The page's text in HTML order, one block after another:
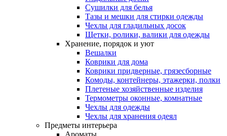
Сушилки для белья
Тазы и мешки для стирки одежды
Чехлы для гладильных досок
Щетки, ролики, валики для одежды
Хранение, порядок и уют
Вешалки
Коврики для дома
Коврики придверные, грязесборные
Комоды, контейнеры, этажерки, полки
Плетеные хозяйственные изделия
Термометры оконные, комнатные
Чехлы для одежды
Чехлы для хранения одеял
Предметы интерьера
Ароматы